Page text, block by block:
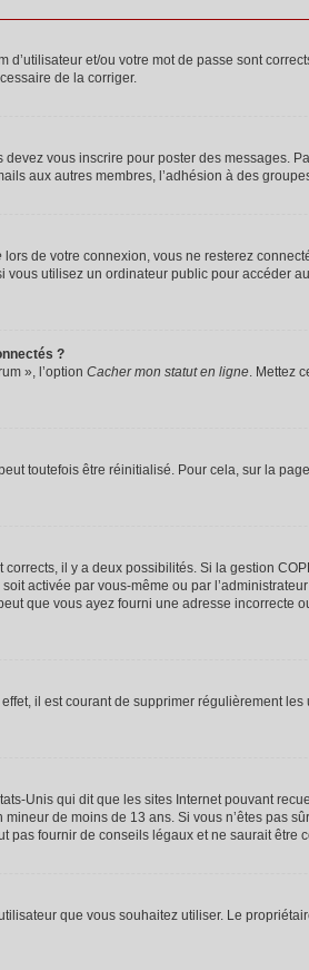
et/ou votre mot de passe sont
de la corriger.
vous inscrire pour poster des
aux autres membres, l’adhésion à des
lors de votre connexion, vous ne resterez
utilisez un ordinateur public pour accéder
?
», l’option Cacher mon statut en ligne. Mettez
toutefois être réinitialisé. Pour cela, sur la
il y a deux possibilités. Si la gestion
activée par vous-même ou par
que vous ayez fourni une adresse
il est courant de supprimer régulièrement
Unis qui dit que les sites Internet pouvant
de moins de 13 ans. Si vous n’êtes
fournir de conseils légaux et ne saurait
que vous souhaitez utiliser. Le